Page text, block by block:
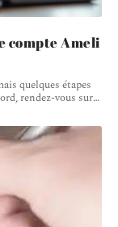
compte Ameli
quelques étapes
rendez-vous sur…